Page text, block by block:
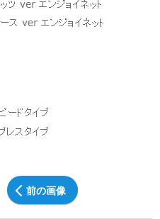
前の画像